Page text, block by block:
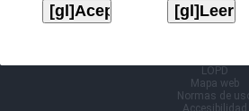
LOPD
Mapa web
Normas de